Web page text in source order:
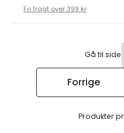
Fri fragt over 399 kr
Gå til side
Forrige
Produkter